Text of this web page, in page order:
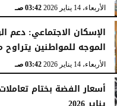
الأربعاء، 14 يناير 2026 03:42 صـ
الإسكان الاجتماعي: دعم
الموجه للمواطنين يتراوح من 50 –
الأربعاء، 14 يناير 2026 03:42 صـ